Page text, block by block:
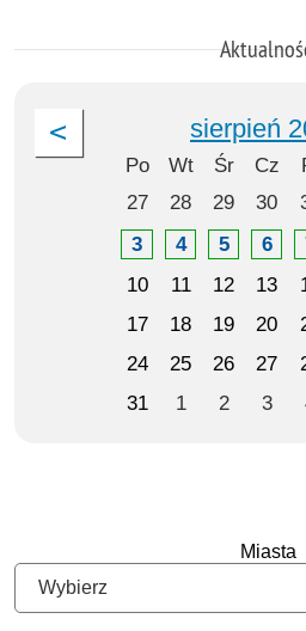
sierpień
Po Wt Śr Cz
27
28 29 30
3
4 5 6
10
11 12 13
17
18 19 20
24
25 26 27
31
1 2 3
Miasta